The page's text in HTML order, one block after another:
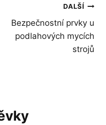
DALŠÍ
Bezpečnostní prvky u
podlahových mycích
strojů